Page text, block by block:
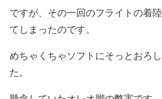
ですが、その一回のフライトの着
てしまったのです。
めちゃくちゃソフトにそっとおろ
た。